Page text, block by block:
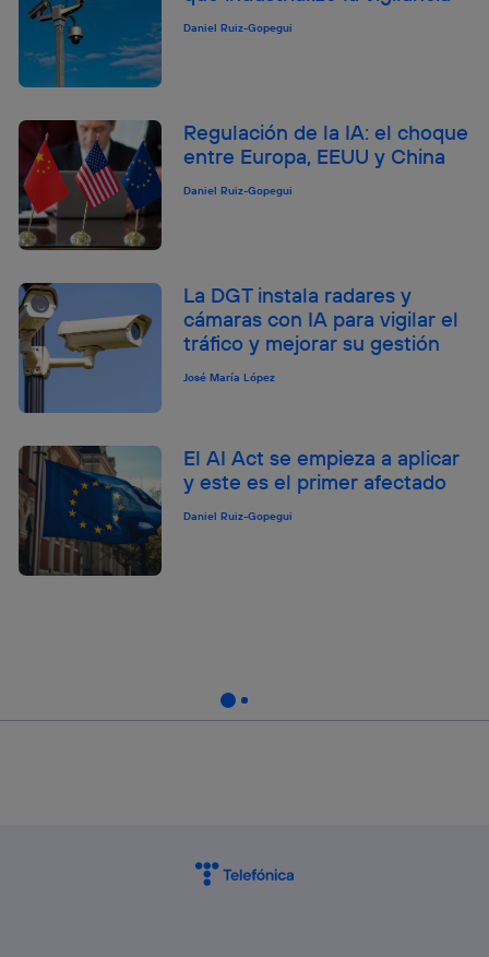
Daniel Ruiz-Gopegui
Regulación de la IA: el choque
entre Europa, EEUU y China
Daniel Ruiz-Gopegui
La DGT instala radares y
cámaras con IA para vigilar el
tráfico y mejorar su gestión
José María López
El AI Act se empieza a aplicar
y este es el primer afectado
Daniel Ruiz-Gopegui